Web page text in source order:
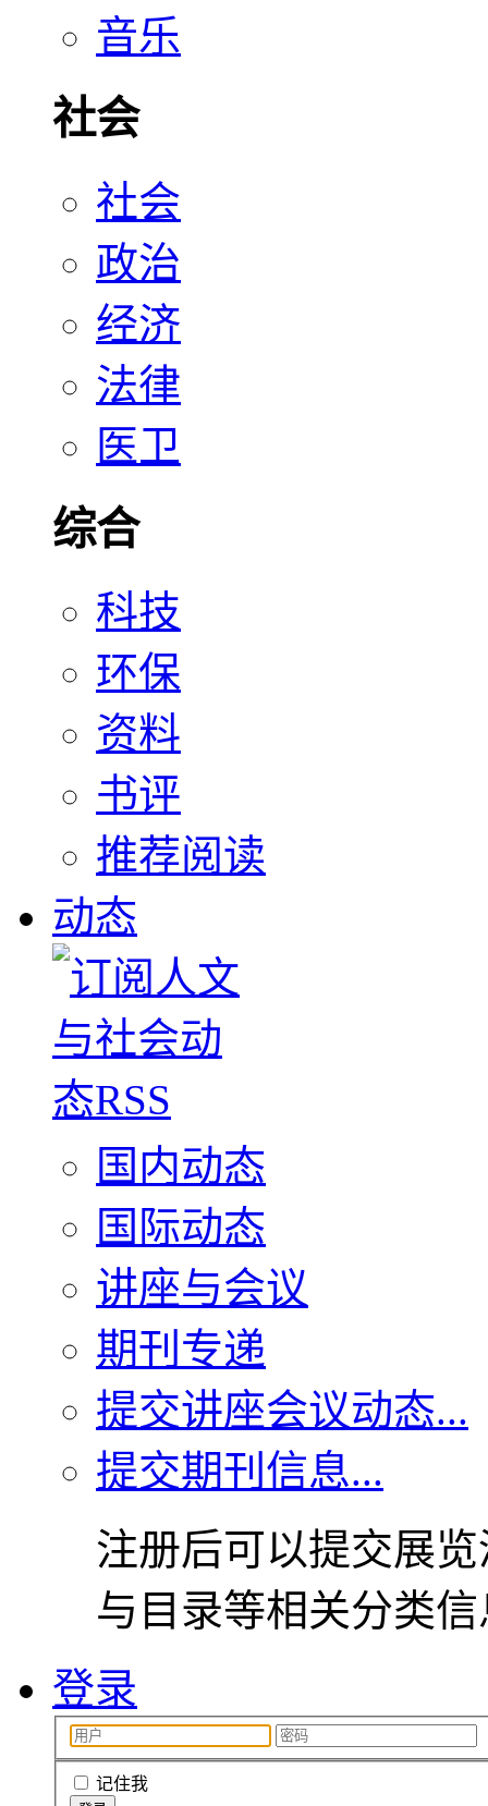
音乐
社会
社会
政治
经济
法律
医卫
综合
科技
环保
资料
书评
推荐阅读
动态
国内动态
国际动态
讲座与会议
期刊专递
提交讲座会议动态...
提交期刊信息...
注册后可以提交展
与目录等相关分类
登录
记住我